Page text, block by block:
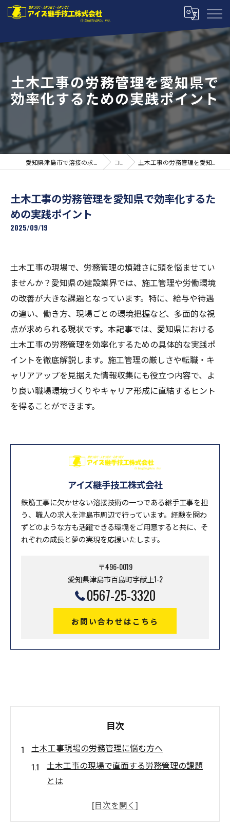
土木工事の労務管理を愛知県で
効率化するための実践ポイント
コラム 土木工事の労務管理を愛知県で効率化するための実践ポイント
土木工事の労務管理を愛知県で効率化するた
めの実践ポイント
2025/09/19
土木工事の現場で、労務管理の煩雑さに頭を悩ませてい
ませんか？愛知県の建設業界では、施工管理や労働環境
の改善が大きな課題となっています。特に、給与や待遇
の違い、働き方、現場ごとの環境把握など、多面的な視
点が求められる現状です。本記事では、愛知県における
土木工事の労務管理を効率化するための具体的な実践ポ
イントを徹底解説します。施工管理の厳しさや転職・キ
ャリアアップを見据えた情報収集にも役立つ内容で、よ
り良い職場環境づくりやキャリア形成に直結するヒント
を得ることができます。
アイズ継手技工株式会社
鉄筋工事に欠かせない溶接技術の一つである継手工事を担
う、職人の求人を津島市周辺で行っています。経験を問わ
ずどのような方も活躍できる環境をご用意すると共に、そ
れぞれの成長と夢の実現を応援いたします。
〒496-0019
愛知県津島市百島町字献上1-2
0567-25-3320
お問い合わせはこちら
目次
土木工事現場の労務管理に悩む方へ
土木工事の現場で直面する労務管理の課題
とは
愛知県の土木工事で実感する働き方の変化